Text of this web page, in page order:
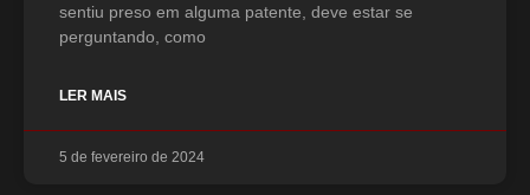
sentiu preso em alguma patente, deve estar se
perguntando, como
LER MAIS
5 de fevereiro de 2024